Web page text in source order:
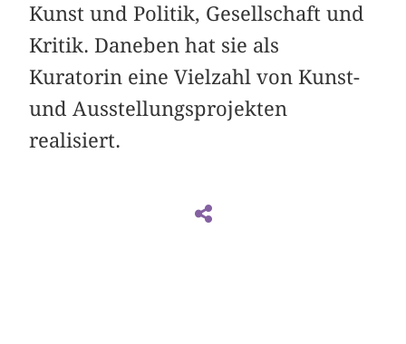
Kunst und Politik, Gesellschaft und
Kritik. Daneben hat sie als
Kuratorin eine Vielzahl von Kunst-
und Ausstellungsprojekten
realisiert.